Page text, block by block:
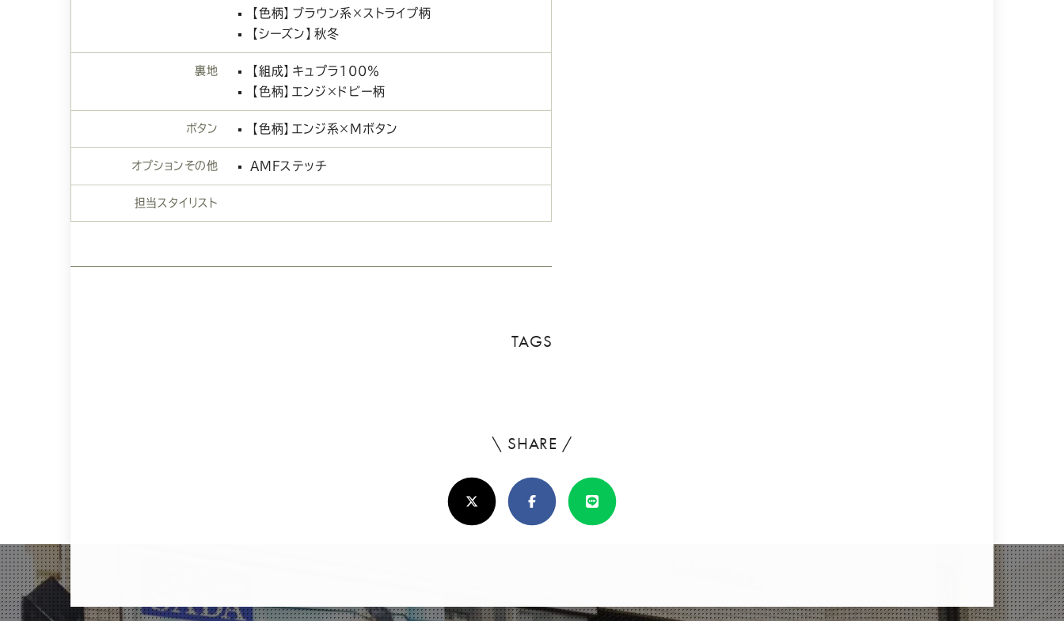
【色柄】ブラウン系×ストライプ柄
【シーズン】秋冬
裏地
【組成】キュプラ100％
【色柄】エンジ×ドビー柄
ボタン 【色柄】エンジ系×Mボタン
オプションその他 AMFステッチ
担当スタイリスト
TAGS
\ SHARE /
ろ
し
け
X(Twitter)FacebookLine